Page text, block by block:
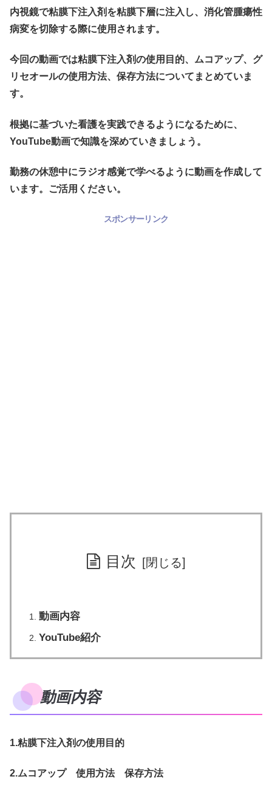
内視鏡で粘膜下注入剤を粘膜下層に注入し、消化管腫瘍性
病変を切除する際に使用されます。
今回の動画では粘膜下注入剤の使用目的、ムコアップ、グ
リセオールの使用方法、保存方法についてまとめていま
す。
根拠に基づいた看護を実践できるようになるために、
YouTube動画で知識を深めていきましょう。
勤務の休憩中にラジオ感覚で学べるように動画を作成して
います。ご活用ください。
スポンサーリンク
目次
動画内容
YouTube紹介
動画内容
1.粘膜下注入剤の使用目的
2.ムコアップ 使用方法 保存方法